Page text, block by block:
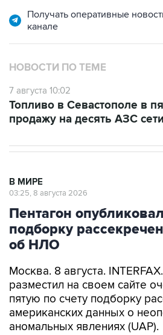
Получать оперативные
канале
НОВОСТИ ПО ТЕМЕ
7 августа 10:02
Топливо в Севастополе в
продажу на десять АЗС
В МИРЕ
03:25, 8 августа 2026
Пентагон
подборку
об НЛО
Москва. 8 августа.
разместил на своем сайте
пятую по счету подборку
американских данных о
аномальных явлениях (UAP).